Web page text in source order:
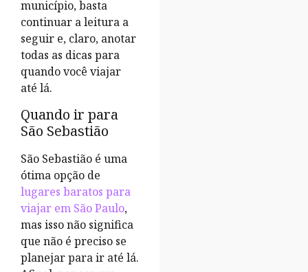
município, basta
continuar a leitura a
seguir e, claro, anotar
todas as dicas para
quando você viajar
até lá.
Quando ir para
São Sebastião
São Sebastião é uma
ótima opção de
lugares baratos para
viajar em São Paulo,
mas isso não significa
que não é preciso se
planejar para ir até lá.